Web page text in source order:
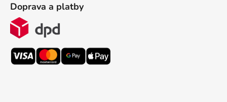
Doprava a platby